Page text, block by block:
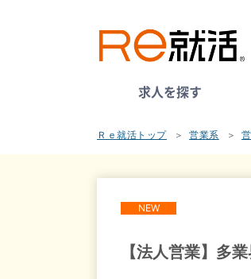
求人を探す
Ｒｅ就活トップ 営業系
NEW
【法人営業】多